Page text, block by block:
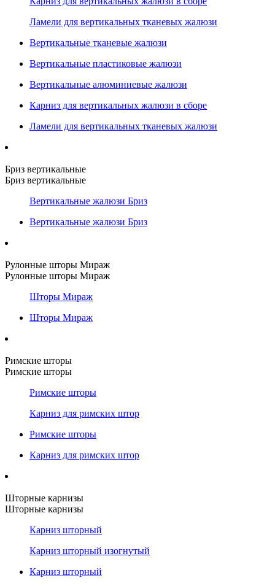
Ламели для вертикальных тканевых жалюзи
Вертикальные тканевые жалюзи
Вертикальные пластиковые жалюзи
Вертикальные алюминиевые жалюзи
Карниз для вертикальных жалюзи в сборе
Ламели для вертикальных тканевых жалюзи
Бриз вертикальные
Бриз вертикальные
Вертикальные жалюзи Бриз
Вертикальные жалюзи Бриз
Рулонные шторы Мираж
Рулонные шторы Мираж
Шторы Мираж
Шторы Мираж
Римские шторы
Римские шторы
Римские шторы
Карниз для римских штор
Римские шторы
Карниз для римских штор
Шторные карнизы
Шторные карнизы
Карниз шторный
Карниз шторный изогнутый
Карниз шторный